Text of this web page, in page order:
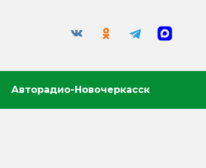
Авторадио-Новочеркасск